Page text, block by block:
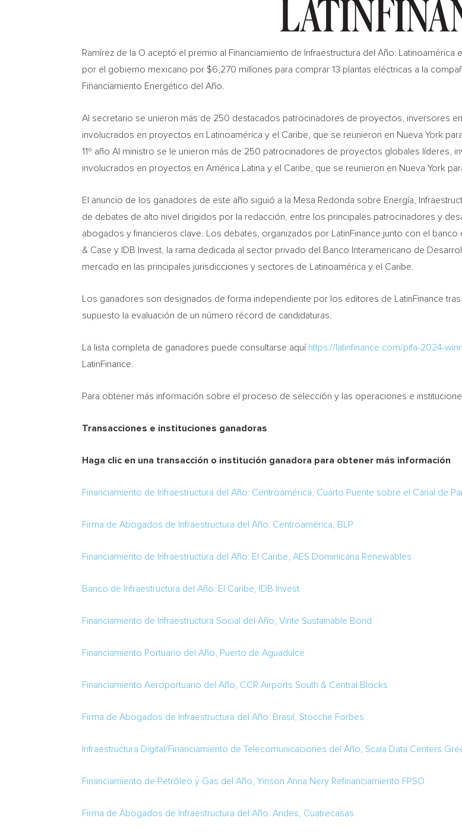
Ramírez de la O aceptó el premio al Financiamiento de Infraestructura del Año:
por el gobierno mexicano por $6,270 millones para comprar 13 plantas eléctricas a la
Financiamiento Energético del Año.
Al secretario se unieron más de 250 destacados patrocinadores de proyectos, inversores
involucrados en proyectos en Latinoamérica y el Caribe, que se reunieron en Nueva York
11º año Al ministro se le unieron más de 250 patrocinadores de proyectos globales líderes,
involucrados en proyectos en América Latina y el Caribe, que se reunieron en Nueva York
El anuncio de los ganadores de este año siguió a la Mesa Redonda sobre Energía,
de debates de alto nivel dirigidos por la redacción, entre los principales patrocinadores y
abogados y financieros clave. Los debates, organizados por LatinFinance junto con el
& Case y IDB Invest, la rama dedicada al sector privado del Banco Interamericano de
mercado en las principales jurisdicciones y sectores de Latinoamérica y el Caribe.
Los ganadores son designados de forma independiente por los editores de LatinFinance
supuesto la evaluación de un número récord de candidaturas.
La lista completa de ganadores puede consultarse aquí https://latinfinance.com/pifa-2024-
LatinFinance.
Para obtener más información sobre el proceso de selección y las operaciones e
Transacciones e instituciones ganadoras
Haga clic en una transacción o institución ganadora para obtener más información
Financiamiento de Infraestructura del Año: Centroamérica, Cuarto Puente sobre el Canal de
Firma de Abogados de Infraestructura del Año: Centroamérica, BLP
Financiamiento de Infraestructura del Año: El Caribe, AES Dominicana Renewables
Banco de Infraestructura del Año: El Caribe, IDB Invest
Financiamiento de Infraestructura Social del Año, Vinte Sustainable Bond
Financiamiento Portuario del Año, Puerto de Aguadulce
Financiamiento Aeroportuario del Año, CCR Airports South & Central Blocks
Firma de Abogados de Infraestructura del Año: Brasil, Stocche Forbes
Infraestructura Digital/Financiamiento de Telecomunicaciones del Año, Scala Data Centers
Financiamiento de Petróleo y Gas del Año, Yinson Anna Nery Refinanciamiento FPSO
Firma de Abogados de Infraestructura del Año: Andes, Cuatrecasas